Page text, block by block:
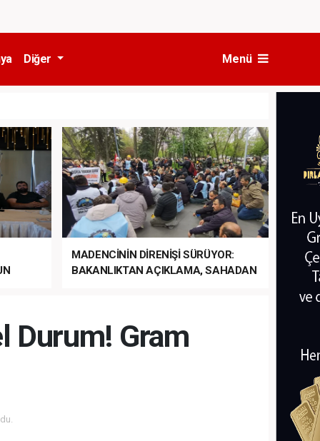
Diğer Menü
MADENCİNİN DİRENİŞİ SÜRÜYOR:
BAKANLIKTAN AÇIKLAMA, SAHADAN
Durum! Gram